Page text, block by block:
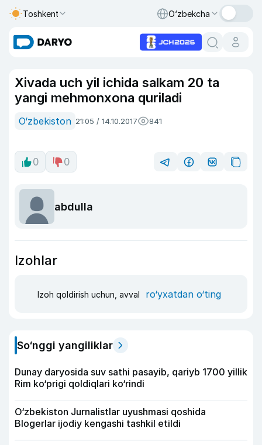
Toshkent O‘zbekcha
Xivada uch yil ichida salkam 20 ta
yangi mehmonxona quriladi
O‘zbekiston 21:05 / 14.10.2017 841
0 0
abdulla
Izohlar
Izoh qoldirish uchun, avval ro‘yxatdan o‘ting
So‘nggi yangiliklar
Dunay daryosida suv sathi pasayib, qariyb 1700 yillik
Rim ko‘prigi qoldiqlari ko‘rindi
O‘zbekiston Jurnalistlar uyushmasi qoshida
Blogerlar ijodiy kengashi tashkil etildi